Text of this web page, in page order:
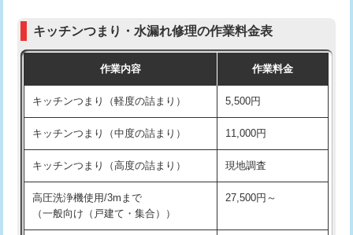
管・ポリ管・HT管使用/3ｍ超え)
排水管工事（土の掘削・埋め戻し作
11,000円~
排水管工事（排水管工事/3ｍまで） 55,000円
排水管工事（追加 排水管工事/3ｍ超
+11,000円
マス交換（土の掘削・埋め戻し作業）
マス交換（深さ50㎝未満）
式・ワンホール）)
交換・取付(排水栓・排水トラップ
22,000円+材料費
持込商品取付（単水栓）
キッチンつまり・水漏れ修理の作業料金表
作業内容 作業料金
キッチンつまり（軽度の詰まり） 5,500円
キッチンつまり（中度の詰まり） 11,000円
キッチンつまり（高度の詰まり） 現地調査
高圧洗浄機使用/3mまで
（一般向け（戸建て・集合））
27,500円～